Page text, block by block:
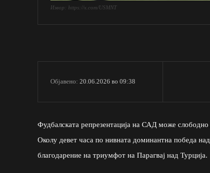
Извор: https://x.com/USMNT
Објавено: 20.06.2026 во 09:38
Фудбалската репрезентација на САД може слободно
Околу девет часа по нивната доминантна победа
благодарение на триумфот на Парагвај над Турција.